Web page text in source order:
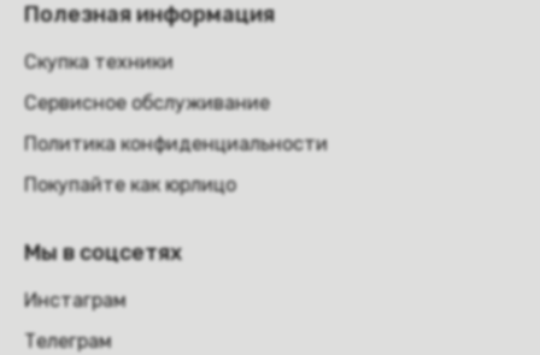
Полезная информация
Скупка техники
Сервисное обслуживание
Политика конфиденциальности
Покупайте как юрлицо
Мы в соцсетях
Инстаграм
Телеграм